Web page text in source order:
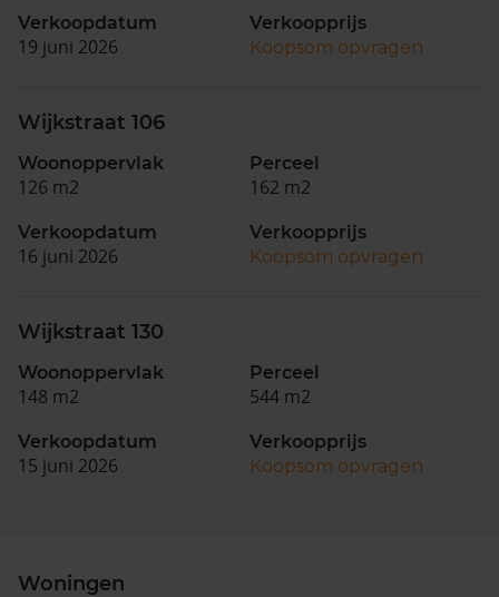
Verkoopdatum
19 juni 2026
Verkoopprijs
Koopsom opvragen
Wijkstraat 106
Woonoppervlak
126 m2
Perceel
162 m2
Verkoopdatum
16 juni 2026
Verkoopprijs
Koopsom opvragen
Wijkstraat 130
Woonoppervlak
148 m2
Perceel
544 m2
Verkoopdatum
15 juni 2026
Verkoopprijs
Koopsom opvragen
Woningen